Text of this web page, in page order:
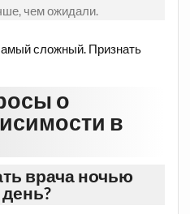
чем ожидали.
сложный. Признать
о
в
врача ночью